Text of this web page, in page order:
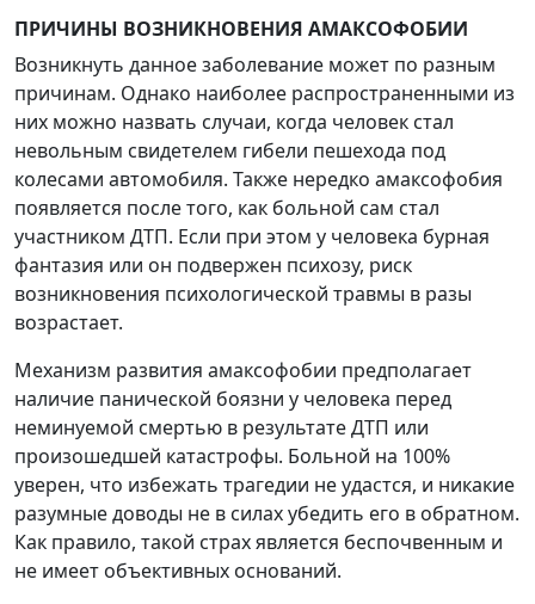
ПРИЧИНЫ ВОЗНИКНОВЕНИЯ АМАКСОФОБИИ
Возникнуть данное заболевание может по разным
причинам. Однако наиболее распространенными из
них можно назвать случаи, когда человек стал
невольным свидетелем гибели пешехода под
колесами автомобиля. Также нередко амаксофобия
появляется после того, как больной сам стал
участником ДТП. Если при этом у человека бурная
фантазия или он подвержен психозу, риск
возникновения психологической травмы в разы
возрастает.
Механизм развития амаксофобии предполагает
наличие панической боязни у человека перед
неминуемой смертью в результате ДТП или
произошедшей катастрофы. Больной на 100%
уверен, что избежать трагедии не удастся, и никакие
разумные доводы не в силах убедить его в обратном.
Как правило, такой страх является беспочвенным и
не имеет объективных оснований.